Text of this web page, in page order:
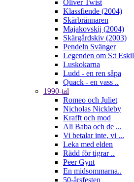
Oliver Twist
Klassfiende (2004)
Skärbrännaren
Majakovskij (2004)
Skärgårdskiv (2003)
Pendeln Svänger
Legenden om S:t Eskil
Luskokarna
Ludd - en ren såpa
Quack - en vass ..
1990-tal
Romeo och Juliet
Nicholas Nickleby
Krafft och mod
Ali Baba och de ...
Vi betalar inte, vi ...
Leka med elden
Rädd för tigrar ..
Peer Gynt
En midsommarna..
50-årsfesten